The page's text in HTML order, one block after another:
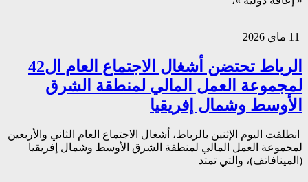
الرباط تحتضن أشغال الاجتماع العام ال42
لمجموعة العمل المالي لمنطقة الشرق
الأوسط وشمال إفريقيا
انطلقت اليوم الإثنين بالرباط، أشغال الاجتماع العام الثاني والأربعين
لمجموعة العمل المالي لمنطقة الشرق الأوسط وشمال إفريقيا
(المينافاتف)، والتي تمتد